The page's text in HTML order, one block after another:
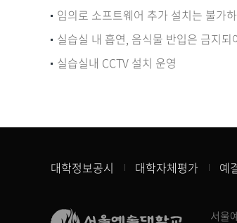
임의로 소프트웨어 추가 설치는 불가
실습실 내 흡연, 음식물 반입은 금지
실습실내 CCTV 설치 운영
대학정보공시 대학자체평가 예
서울